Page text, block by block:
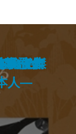
糸
部―
ナー傑
ので
事件カ
忌女
編傑作
―古典
人―